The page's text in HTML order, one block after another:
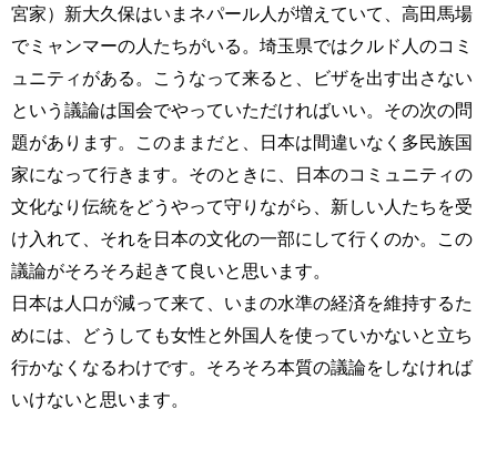
宮家）新大久保はいまネパール人が増えていて、高田馬場
でミャンマーの人たちがいる。埼玉県ではクルド人のコミ
ュニティがある。こうなって来ると、ビザを出す出さない
という議論は国会でやっていただければいい。その次の問
題があります。このままだと、日本は間違いなく多民族国
家になって行きます。そのときに、日本のコミュニティの
文化なり伝統をどうやって守りながら、新しい人たちを受
け入れて、それを日本の文化の一部にして行くのか。この
議論がそろそろ起きて良いと思います。
日本は人口が減って来て、いまの水準の経済を維持するた
めには、どうしても女性と外国人を使っていかないと立ち
行かなくなるわけです。そろそろ本質の議論をしなければ
いけないと思います。